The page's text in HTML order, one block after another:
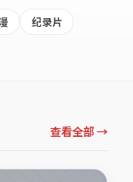
纪录片
查看全部 →